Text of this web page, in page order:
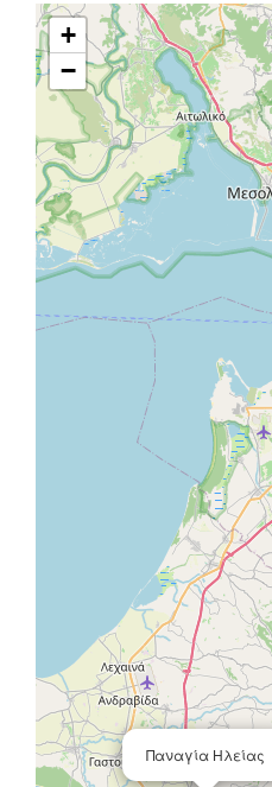
Παναγία Ηλείας
+
−